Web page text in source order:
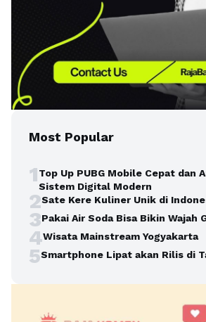
Most Popular
1Top Up PUBG Mobile Cepat dan
Sistem Digital Modern
2Sate Kere Kuliner Unik di
3Pakai Air Soda Bisa Bikin Wajah
4Wisata Mainstream Yogyakarta
5Smartphone Lipat akan Rilis di